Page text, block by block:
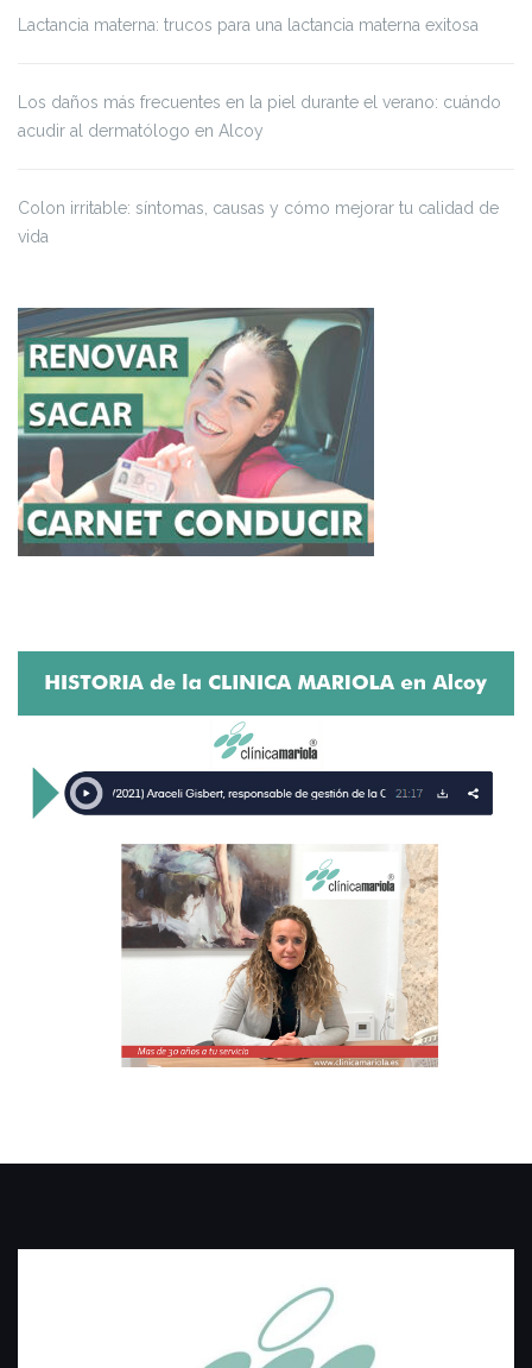
Lactancia materna: trucos para una lactancia materna exitosa
Los daños más frecuentes en la piel durante el verano: cuándo
acudir al dermatólogo en Alcoy
Colon irritable: síntomas, causas y cómo mejorar tu calidad de
vida